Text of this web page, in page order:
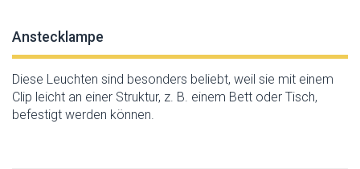
Anstecklampe
Diese Leuchten sind besonders beliebt, weil sie mit einem
Clip leicht an einer Struktur, z. B. einem Bett oder Tisch,
befestigt werden können.